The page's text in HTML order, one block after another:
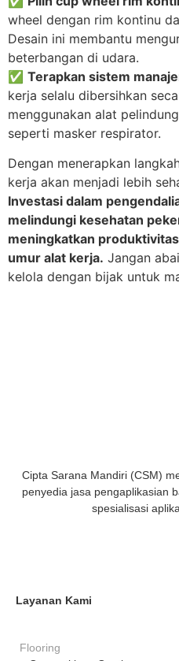
wheel dengan rim kontinu
Desain ini membantu
beterbangan di udara.
✅ Terapkan sistem
kerja selalu dibersihkan
menggunakan alat
seperti masker respirator.
Dengan menerapkan
kerja akan menjadi lebih
Investasi dalam
melindungi kesehatan
meningkatkan
umur alat kerja. Jangan
kelola dengan bijak untuk
Cipta Sarana Mandiri (CSM)
penyedia jasa pengaplikasian
spesialisasi
Layanan Kami
Flooring